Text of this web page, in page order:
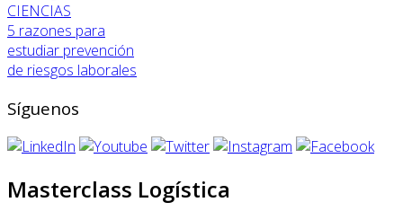
CIENCIAS
5 razones para
estudiar prevención
de riesgos laborales
Síguenos
Masterclass Logística